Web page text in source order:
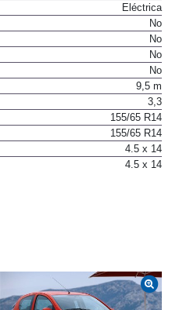
Eléctrica
No
No
No
No
9,5 m
3,3
155/65 R14
155/65 R14
4.5 x 14
4.5 x 14